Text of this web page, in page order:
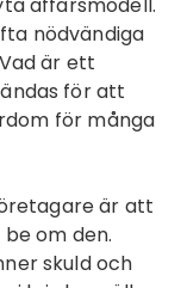
nödvändiga
Vad är ett
för att
för många
är att
om den.
skuld och